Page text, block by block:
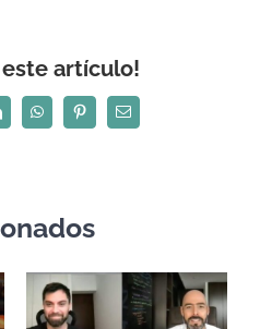
artículo!
WhatsAppPinterestCorreo
electrónico